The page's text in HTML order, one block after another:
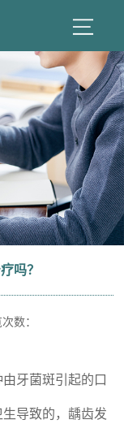
吗？
数：
牙菌斑引起的口
导致的，龋齿发